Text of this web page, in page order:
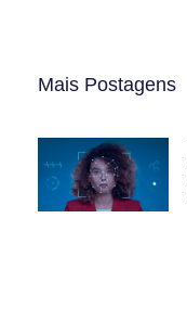
Mais Postagens